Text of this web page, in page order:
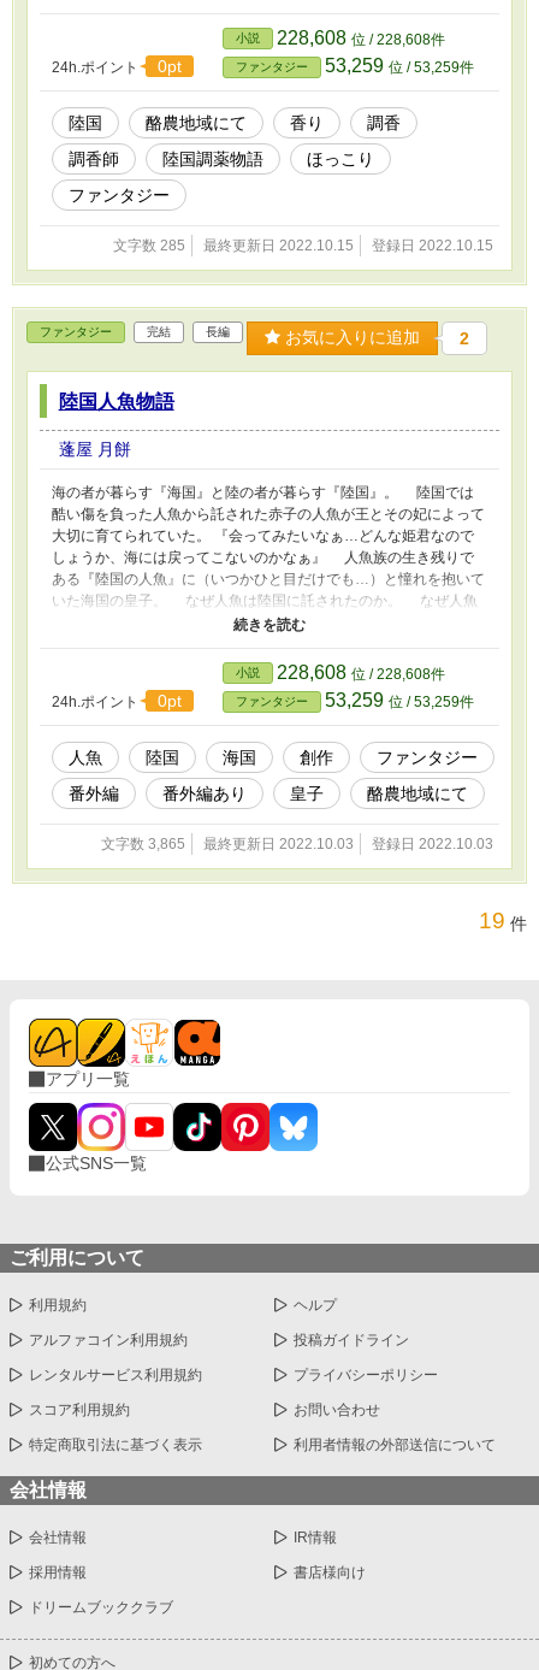
24h.ポイント 0pt
小説 228,608 位 / 228,608件
ファンタジー 53,259 位 / 53,259件
陸国 酪農地域にて 香り
調香
調香師
陸国調薬物語
ほっこり
ファンタジー
文字数 285 最終更新日 2022.10.15 登録日 2022.10.15
ファンタジー 完結 長編 お気に入りに追加 2
陸国人魚物語
蓬屋 月餅
海の者が暮らす『海国』と陸の者が暮らす『陸国』。 陸国では
酷い傷を負った人魚から託された赤子の人魚が王とその妃によって
大切に育てられていた。 『会ってみたいなぁ…どんな姫君なので
しょうか、海には戻ってこないのかなぁ』 人魚族の生き残りで
ある『陸国の人魚』に（いつかひと目だけでも…）と憧れを抱いて
いた海国の皇子。 なぜ人魚は陸国に託されたのか。 なぜ人魚
族は滅びたのか。 人魚が全てを知る時、海と陸の過去が明らか
24h.ポイント 0pt
小説 228,608 位 / 228,608件
ファンタジー 53,259 位 / 53,259件
人魚 陸国 海国 創作
ファンタジー
番外編
番外編あり 皇子 酪農地域にて
文字数 3,865 最終更新日 2022.10.03 登録日 2022.10.03
19 件
アプリ一覧
公式SNS一覧
ご利用について
利用規約 ヘルプ
アルファコイン利用規約 投稿ガイドライン
レンタルサービス利用規約 プライバシーポリシー
スコア利用規約 お問い合わせ
特定商取引法に基づく表示 利用者情報の外部送信について
会社情報
会社情報 IR情報
採用情報 書店様向け
ドリームブッククラブ
初めての方へ